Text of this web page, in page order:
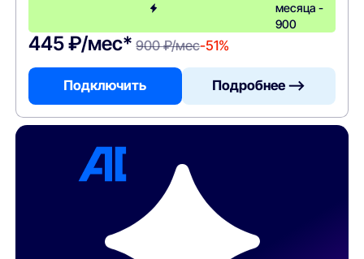
месяца -
900
445 ₽/мес* 900 ₽/мес-51%
Подключить Подробнее —>